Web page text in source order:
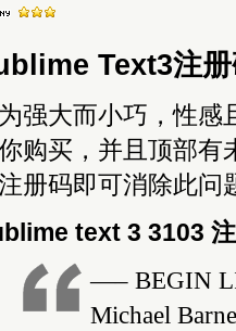
Text3注
强大而小巧，性感
购买，并且顶部有
册码即可消除此问
text 3 3103
—– BEGIN
Michael